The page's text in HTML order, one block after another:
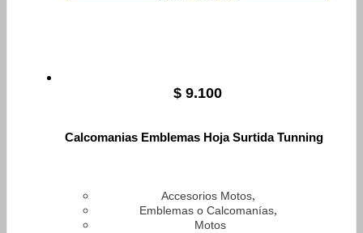
$ 9.100
Calcomanias Emblemas Hoja Surtida Tunning
Accesorios Motos,
Emblemas o Calcomanías,
Motos